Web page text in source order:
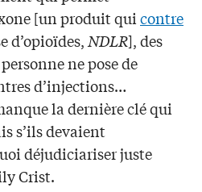
[un produit quicontre
d’opioïdes,NDLR], des
ne pose de
d’injections…
la dernière clé qui
s’ils devaient
déjudiciariser juste
Crist.